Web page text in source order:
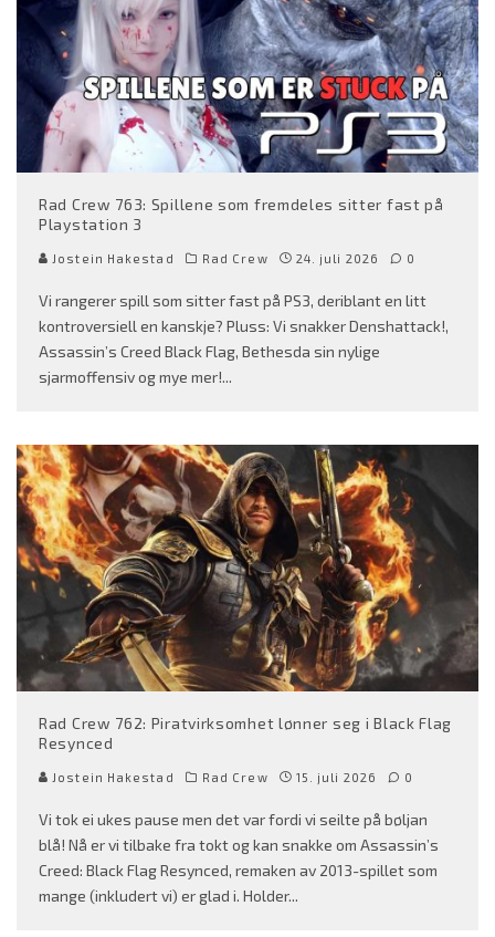
Rad Crew 763: Spillene som fremdeles sitter fast på
Playstation 3
Jostein Hakestad Rad Crew 24. juli 2026 0
Vi rangerer spill som sitter fast på PS3, deriblant en litt
kontroversiell en kanskje? Pluss: Vi snakker Denshattack!,
Assassin’s Creed Black Flag, Bethesda sin nylige
sjarmoffensiv og mye mer!...
Rad Crew 762: Piratvirksomhet lønner seg i Black Flag
Resynced
Jostein Hakestad Rad Crew 15. juli 2026 0
Vi tok ei ukes pause men det var fordi vi seilte på bøljan
blå! Nå er vi tilbake fra tokt og kan snakke om Assassin’s
Creed: Black Flag Resynced, remaken av 2013-spillet som
mange (inkludert vi) er glad i. Holder...